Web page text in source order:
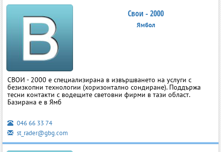
Свои - 2000
Ямбол
СВОИ - 2000 е специализирана в извършването на услуги с
безизкопни технологии (хоризонтално сондиране). Поддържа
тесни контакти с водещите световни фирми в тази област.
Базирана е в Ямб
046 66 33 74
st_rader@gbg.com